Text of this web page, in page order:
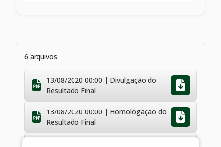
6 arquivos
13/08/2020 00:00 | Divulgação do
Resultado Final
13/08/2020 00:00 | Homologação do
Resultado Final